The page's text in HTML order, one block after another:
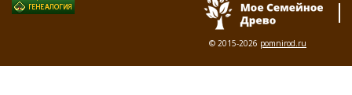
© 2015-2026 pomnirod.ru